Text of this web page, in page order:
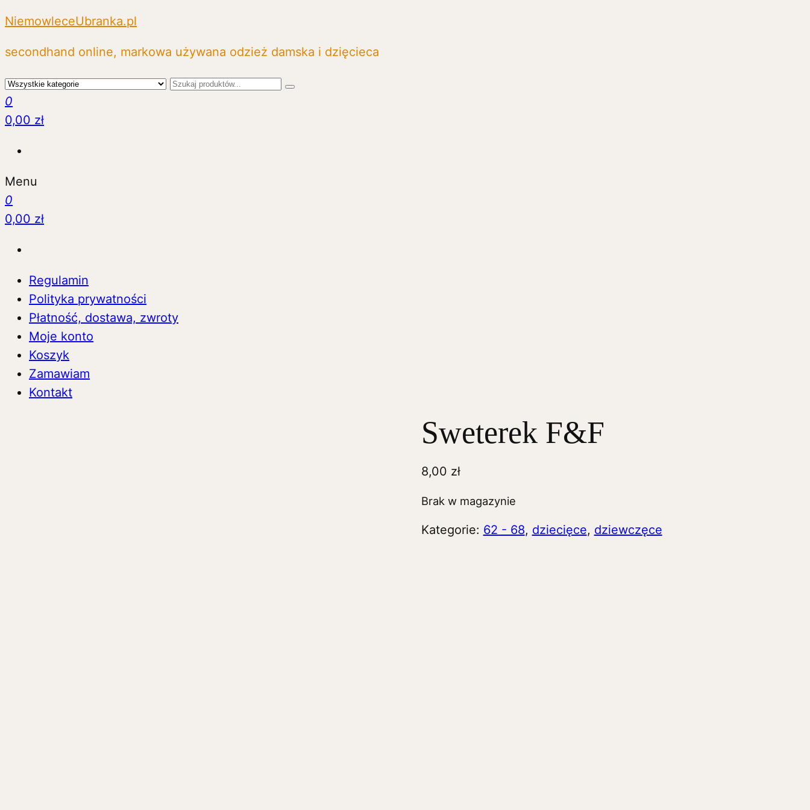
NiemowleceUbranka.pl
secondhand online, markowa używana odzież damska i dzięcieca
0
0,00 zł
Menu
0
0,00 zł
Regulamin
Polityka prywatności
Płatność, dostawa, zwroty
Moje konto
Koszyk
Zamawiam
Kontakt
Sweterek F&F
8,00 zł
Brak w magazynie
Kategorie: 62 - 68, dziecięce, dziewczęce